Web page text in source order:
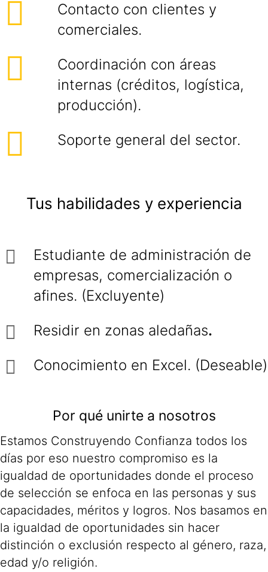
Contacto con clientes y
comerciales.
Coordinación con áreas
internas (créditos, logística,
producción).
Soporte general del sector.
Tus habilidades y experiencia
Estudiante de administración de
empresas, comercialización o
afines. (Excluyente)
Residir en zonas aledañas.
Conocimiento en Excel. (Deseable)
Por qué unirte a nosotros
Estamos Construyendo Confianza todos los
días por eso nuestro compromiso es la
igualdad de oportunidades donde el proceso
de selección se enfoca en las personas y sus
capacidades, méritos y logros. Nos basamos en
la igualdad de oportunidades sin hacer
distinción o exclusión respecto al género, raza,
edad y/o religión.